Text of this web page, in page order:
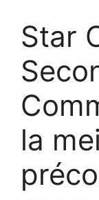
Star
la